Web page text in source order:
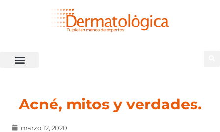
Acné, mitos y verdades.
marzo 12, 2020